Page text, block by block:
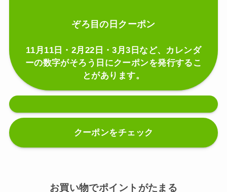
ぞろ目の日クーポン
11月11日・2月22日・3月3日など、カレンダ
ーの数字がそろう日にクーポンを発行するこ
とがあります。
クーポンをチェック
お買い物でポイントがたまる